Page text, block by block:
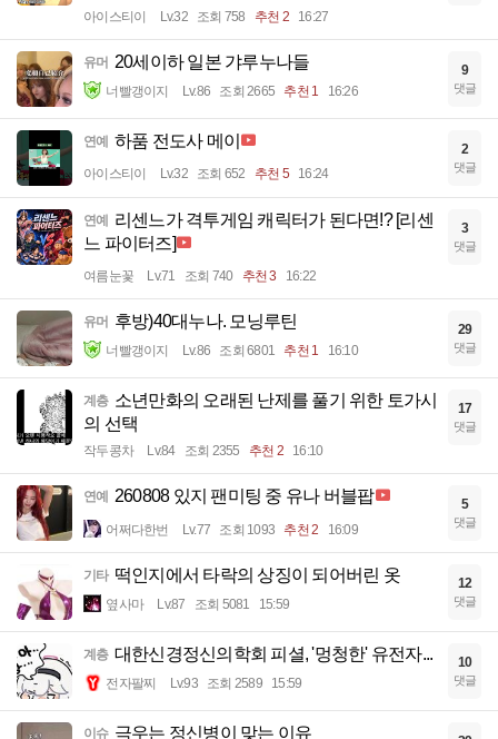
아이스티이 Lv.32 조회 758 추천 2 16:27
유머 20세이하 일본 갸루누나들
너빨갱이지 Lv.86 조회 2665 추천 1 16:26
9
댓글
연예 하품 전도사 메이
아이스티이 Lv.32 조회 652 추천 5 16:24
2
댓글
연예 리센느가 격투게임 캐릭터가 된다면!? [리센
느 파이터즈]
여름눈꽃 Lv.71 조회 740 추천 3 16:22
3
댓글
유머 후방)40대누나. 모닝루틴
너빨갱이지 Lv.86 조회 6801 추천 1 16:10
29
댓글
계층 소년만화의 오래된 난제를 풀기 위한 토가시
의 선택
작두콩차 Lv.84 조회 2355 추천 2 16:10
17
댓글
연예 260808 있지 팬미팅 중 유나 버블팝
어쩌다한번 Lv.77 조회 1093 추천 2 16:09
5
댓글
기타 떡인지에서 타락의 상징이 되어버린 옷
옆사마 Lv.87 조회 5081 15:59
12
댓글
계층 대한신경정신의학회 피셜, '멍청한' 유전자...
전자팔찌 Lv.93 조회 2589 15:59
10
댓글
이슈 극우는 정신병이 맞는 이유